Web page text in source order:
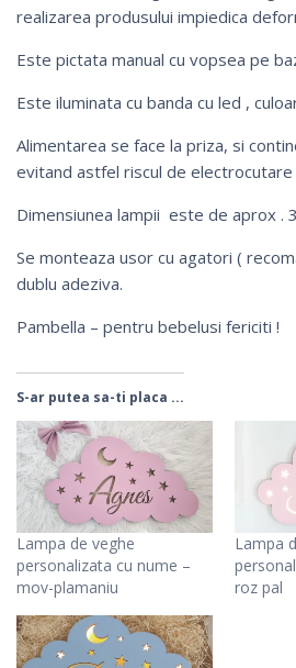
realizarea produsului impiedica
Este pictata manual cu vopsea pe
Este iluminata cu banda cu led ,
Alimentarea se face la priza, si
evitand astfel riscul de electrocutare
Dimensiunea lampii este de aprox .
Se monteaza usor cu agatori (
dublu adeziva.
Pambella – pentru bebelusi fericiti !
S-ar putea sa-ti placa ...
Lampa de veghe
personalizata cu nume –
mov-plamaniu
Lampa
roz pal